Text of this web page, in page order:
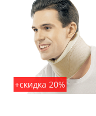
+скидка 20%